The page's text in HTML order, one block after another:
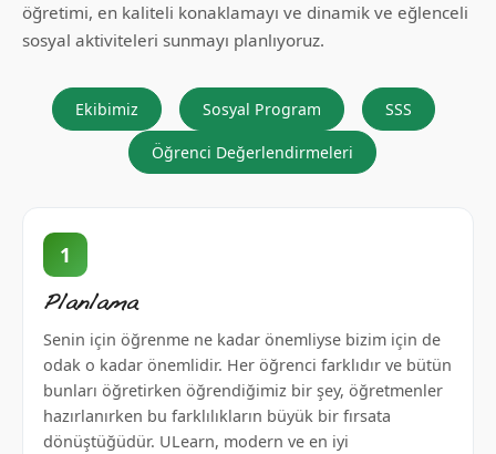
öğretimi, en kaliteli konaklamayı ve dinamik ve eğlenceli
sosyal aktiviteleri sunmayı planlıyoruz.
Ekibimiz Sosyal Program SSS
Öğrenci Değerlendirmeleri
1
Planlama
Senin için öğrenme ne kadar önemliyse bizim için de
odak o kadar önemlidir. Her öğrenci farklıdır ve bütün
bunları öğretirken öğrendiğimiz bir şey, öğretmenler
hazırlanırken bu farklılıkların büyük bir fırsata
dönüştüğüdür. ULearn, modern ve en iyi